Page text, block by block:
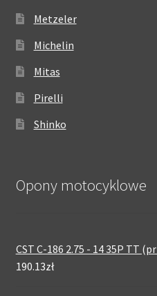
Metzeler
Michelin
Mitas
Pirelli
Shinko
Opony motocyklowe
CST C-186 2.75 - 14 35P TT
190.13zł